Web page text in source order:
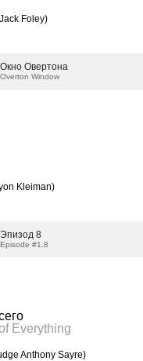
Foley)
Окно Овертона
Overton Window
Kleiman)
Эпизод 8
Episode #1.8
Everything
Anthony Sayre)